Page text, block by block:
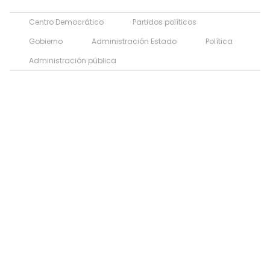
Centro Democrático
Partidos políticos
Gobierno
Administración Estado
Política
Administración pública